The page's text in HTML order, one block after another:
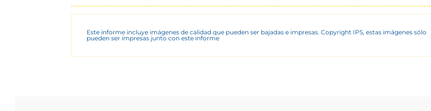
Este informe incluye imágenes de calidad que pueden ser bajadas e impresas. Copyright IPS, estas imágenes sólo
pueden ser impresas junto con este informe